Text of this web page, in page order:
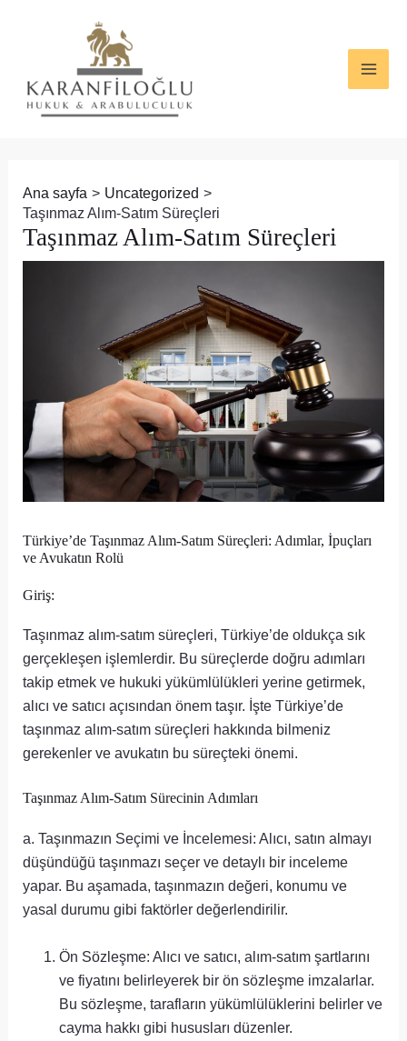
Ana sayfa
Uncategorized
Taşınmaz Alım-Satım Süreçleri
Taşınmaz Alım-Satım Süreçleri
Türkiye’de Taşınmaz Alım-Satım Süreçleri: Adımlar, İpuçları
ve Avukatın Rolü
Giriş:
Taşınmaz alım-satım süreçleri, Türkiye’de oldukça sık
gerçekleşen işlemlerdir. Bu süreçlerde doğru adımları
takip etmek ve hukuki yükümlülükleri yerine getirmek,
alıcı ve satıcı açısından önem taşır. İşte Türkiye’de
taşınmaz alım-satım süreçleri hakkında bilmeniz
gerekenler ve avukatın bu süreçteki önemi.
Taşınmaz Alım-Satım Sürecinin Adımları
a. Taşınmazın Seçimi ve İncelemesi: Alıcı, satın almayı
düşündüğü taşınmazı seçer ve detaylı bir inceleme
yapar. Bu aşamada, taşınmazın değeri, konumu ve
yasal durumu gibi faktörler değerlendirilir.
Ön Sözleşme: Alıcı ve satıcı, alım-satım şartlarını
ve fiyatını belirleyerek bir ön sözleşme imzalarlar.
Bu sözleşme, tarafların yükümlülüklerini belirler ve
cayma hakkı gibi hususları düzenler.